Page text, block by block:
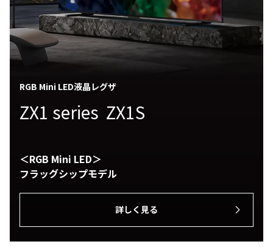
RGB Mini LED液晶レグザ
ZX1 series ZX1S
＜RGB Mini LED＞
フラッグシップモデル
詳しく見る